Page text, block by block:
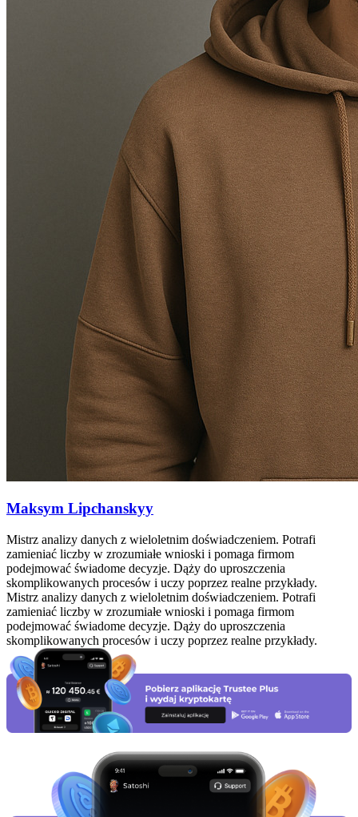
Maksym Lipchanskyy
Mistrz analizy danych z wieloletnim doświadczeniem. Potrafi
zamieniać liczby w zrozumiałe wnioski i pomaga firmom
podejmować świadome decyzje. Dąży do uproszczenia
skomplikowanych procesów i uczy poprzez realne przykłady.
Mistrz analizy danych z wieloletnim doświadczeniem. Potrafi
zamieniać liczby w zrozumiałe wnioski i pomaga firmom
podejmować świadome decyzje. Dąży do uproszczenia
skomplikowanych procesów i uczy poprzez realne przykłady.